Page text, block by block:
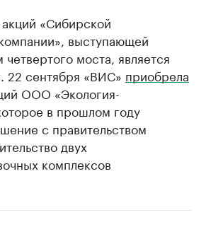
«Сибирской
выступающей
моста, является
22 сентября «ВИС» приобрела
ООО «Экология-
в прошлом году
с правительством
двух
комплексов